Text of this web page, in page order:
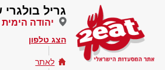
גריל
יהודה הימית 2, תל
הצג טלפון
לאתר